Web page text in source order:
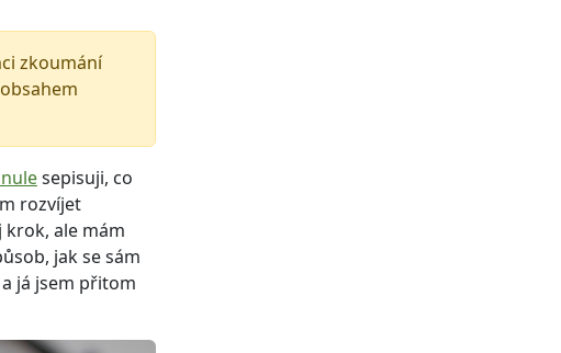
zkoumání
sepisuji, co
rozvíjet
krok, ale mám
jak se sám
já jsem přitom